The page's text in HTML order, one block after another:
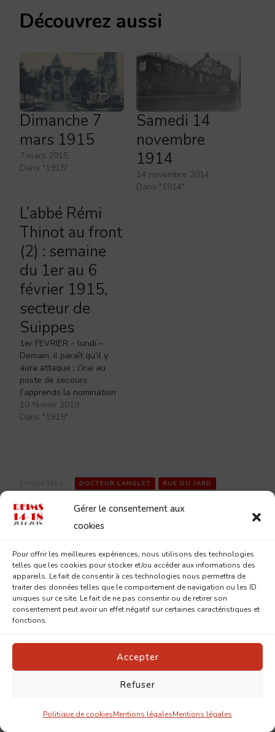
Gérer le consentement aux
cookies
Pour offrir les meilleures expériences, nous utilisons des technologies
telles que les cookies pour stocker et/ou accéder aux informations des
appareils. Le fait de consentir à ces technologies nous permettra de
traiter des données telles que le comportement de navigation ou les ID
uniques sur ce site. Le fait de ne pas consentir ou de retirer son
consentement peut avoir un effet négatif sur certaines caractéristiques et
fonctions.
Accepter
Refuser
Politique de cookiesMentions légalesMentions légales
Découvrez aussi
Dimanche 7
mars 1915
7 mars 2015
Dans "1915"
Samedi 14
novembre
1914
14 novembre 2014
Dans "1914"
L’abbé Rémi
Thinot au front
(2) : semaine
du 1er au 6
février 1915,
secteur de
Suippes
1er FEVRIER – lundi –
Demain, il paraît qu’il y
aura attaque ; J’irai au
poste de secours.
J’apprends la nomination
du P. Bhalluin, chevalier
de la Légion d’Honneur. Je
10 février 2019
Dans "1915"
DOCTEUR LANGLET RUE DU JARD
RUE MAGNEUX
Navigation
d’article
ARTICLE PRÉCÉDENT
Vendredi 25 septembre 2014
ARTICLE SUIVANT
LA GUERRE DE JACQUES
Né à Paris en 1891, Jacques